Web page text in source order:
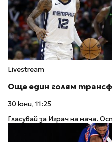
Livestream
Още един голям
30 юни, 11:25
Гласувай за Играч на мача.